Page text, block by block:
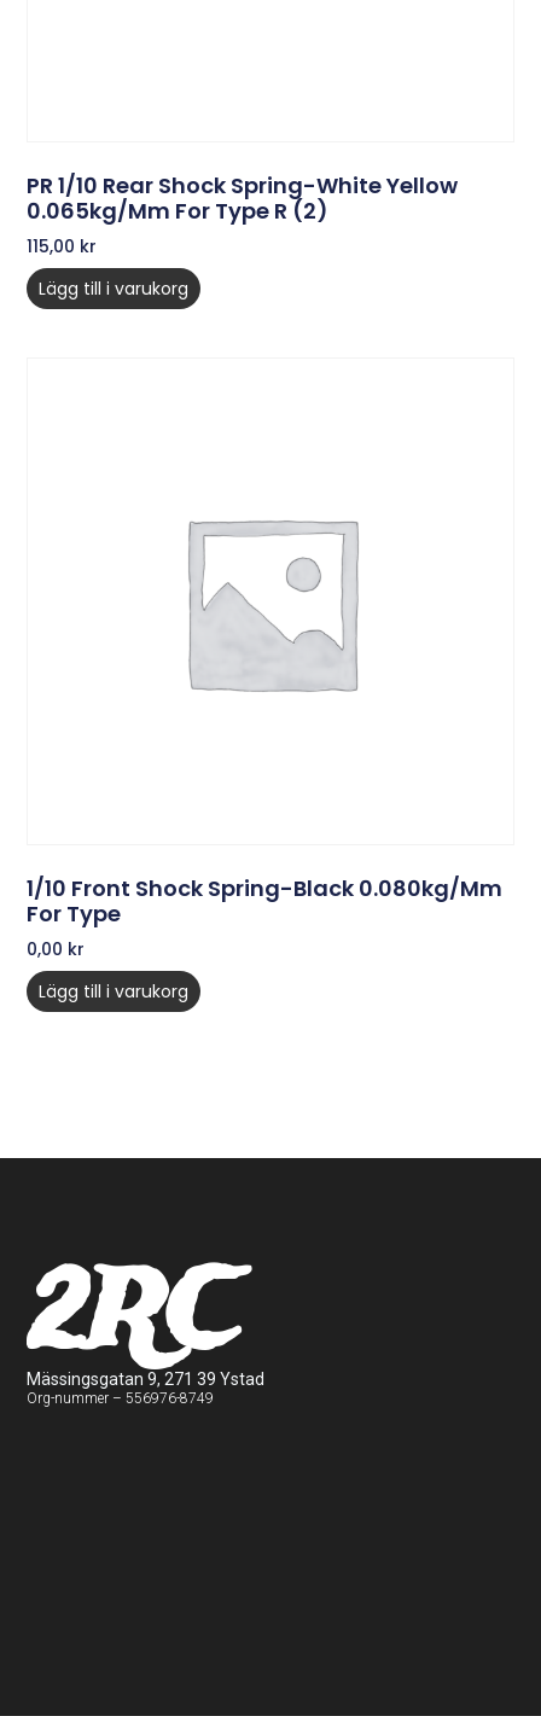
PR 1/10 Rear Shock Spring-White Yellow
0.065kg/mm For Type R (2)
115,00 kr
Lägg till i varukorg
1/10 Front Shock Spring-Black 0.080kg/mm
For Type
0,00 kr
Lägg till i varukorg
2RC
Mässingsgatan 9, 271 39 Ystad
Org-nummer – 556976-8749